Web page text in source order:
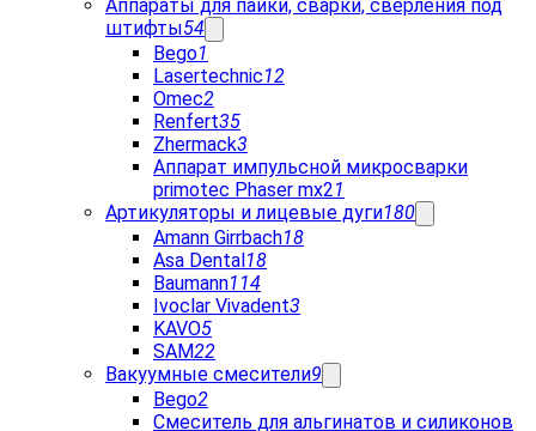
Аппараты для пайки, сварки, сверления под
штифты54
Bego1
Lasertechnic12
Omec2
Renfert35
Zhermack3
Аппарат импульсной микросварки
primotec Phaser mx21
Артикуляторы и лицевые дуги180
Amann Girrbach18
Asa Dental18
Baumann114
Ivoclar Vivadent3
KAVO5
SAM22
Вакуумные смесители9
Bego2
Cмеситель для альгинатов и силиконов